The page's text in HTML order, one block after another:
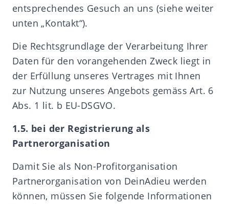
entsprechendes Gesuch an uns (siehe weiter
unten „Kontakt“).
Die Rechtsgrundlage der Verarbeitung Ihrer
Daten für den vorangehenden Zweck liegt in
der Erfüllung unseres Vertrages mit Ihnen
zur Nutzung unseres Angebots gemäss Art. 6
Abs. 1 lit. b EU-DSGVO.
1.5. bei der Registrierung als
Partnerorganisation
Damit Sie als Non-Profitorganisation
Partnerorganisation von DeinAdieu werden
können, müssen Sie folgende Informationen